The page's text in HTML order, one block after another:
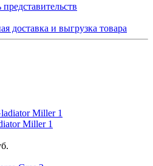
доставка и выгрузка товара
Miller 1